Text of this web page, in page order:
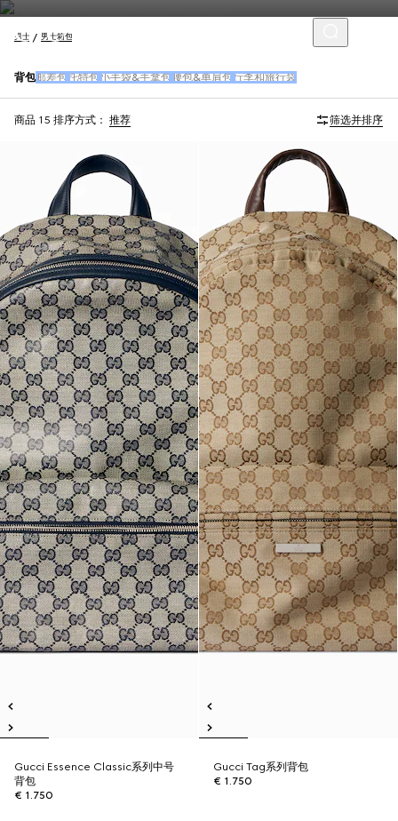
男士 男士箱包
背包邮差包 托特包 小手袋&手拿包 腰包&单肩包 行李和旅行袋
商品 15 排序方式： 推荐 筛选并排序
Gucci Essence Classic系列中号
背包
€ 1.750
Gucci Tag系列背包
€ 1.750